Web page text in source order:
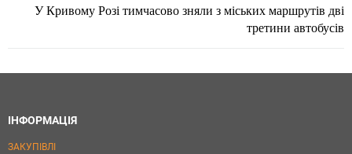
У Кривому Розі тимчасово зняли з міських маршрутів дві
третини автобусів
ІНФОРМАЦІЯ
ЗАКУПІВЛІ